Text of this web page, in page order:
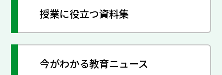
授業に役立つ資料集
今がわかる教育ニュース